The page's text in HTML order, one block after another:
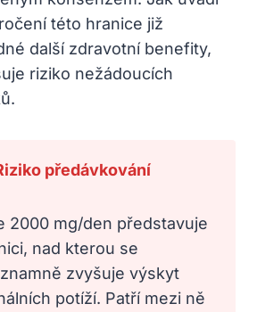
této hranice již
další zdravotní benefity,
riziko nežádoucích
předávkování
2000 mg/den představuje
nad kterou se
zvyšuje výskyt
potíží. Patří mezi ně